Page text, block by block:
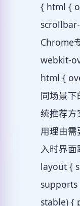
{ html {
Chrome
webkit-
html {
同场景
统推荐
用理由
入时界
layout {
stable) {